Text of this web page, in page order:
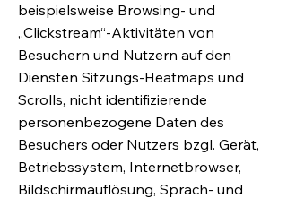
beispielsweise Browsing- und
„Clickstream“-Aktivitäten von
Besuchern und Nutzern auf den
Diensten Sitzungs-Heatmaps und
Scrolls, nicht identifizierende
personenbezogene Daten des
Besuchers oder Nutzers bzgl. Gerät,
Betriebssystem, Internetbrowser,
Bildschirmauflösung, Sprach- und